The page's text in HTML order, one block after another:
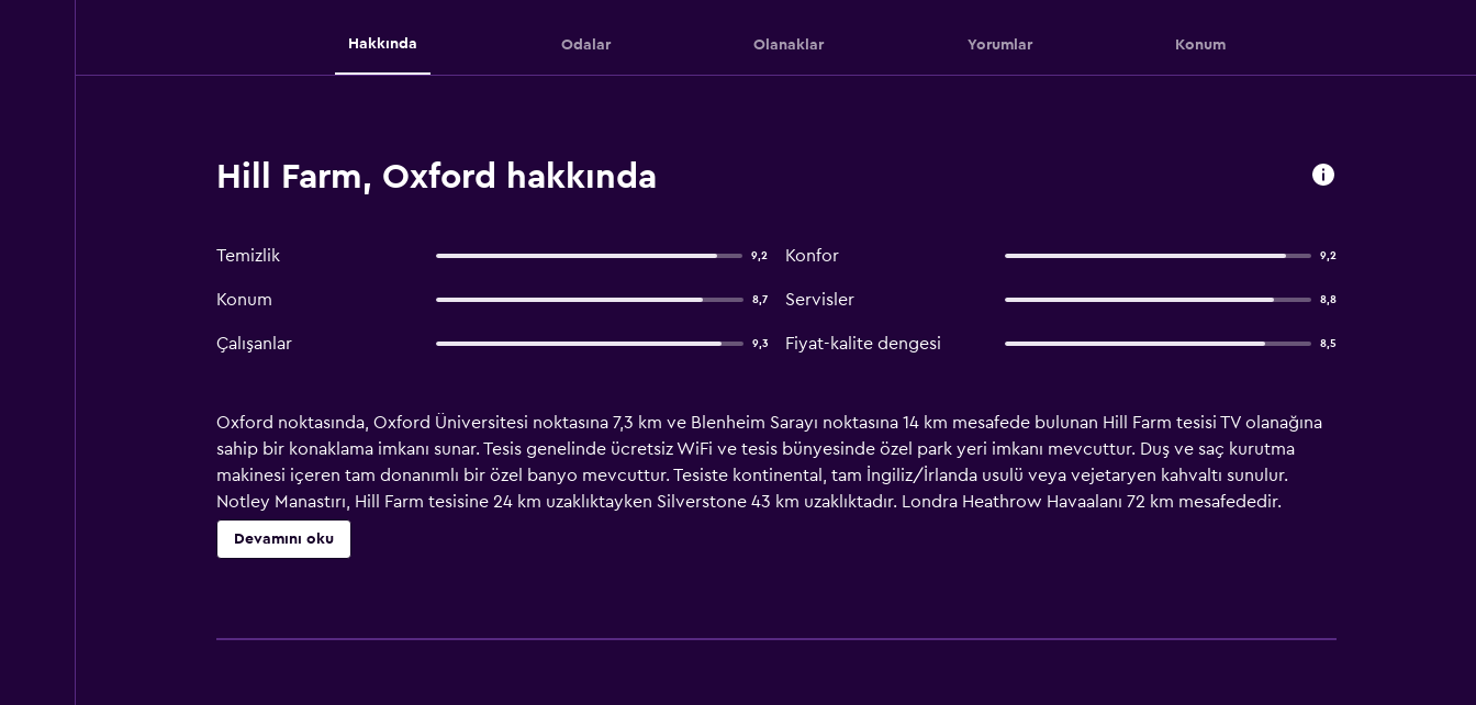
Hakkında Odalar Olanaklar Yorumlar Konum
Hill Farm, Oxford hakkında
Temizlik 9,2 Konfor 9,2
Konum 8,7 Servisler 8,8
Çalışanlar 9,3 Fiyat-kalite dengesi 8,5
Oxford noktasında, Oxford Üniversitesi noktasına 7,3 km ve Blenheim Sarayı noktasına 14 km mesafede bulunan Hill Farm tesisi TV olanağına
sahip bir konaklama imkanı sunar. Tesis genelinde ücretsiz WiFi ve tesis bünyesinde özel park yeri imkanı mevcuttur. Duş ve saç kurutma
makinesi içeren tam donanımlı bir özel banyo mevcuttur. Tesiste kontinental, tam İngiliz/İrlanda usulü veya vejetaryen kahvaltı sunulur.
Notley Manastırı, Hill Farm tesisine 24 km uzaklıktayken Silverstone 43 km uzaklıktadır. Londra Heathrow Havaalanı 72 km mesafededir.
Devamını oku